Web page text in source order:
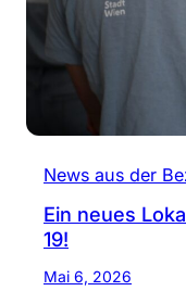
News aus der
Ein neues
19!
Mai 6, 2026